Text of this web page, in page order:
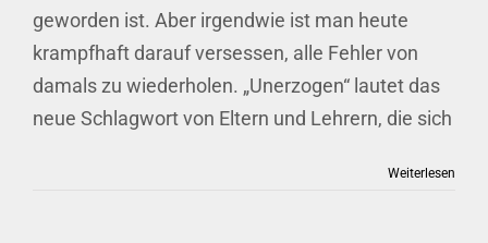
geworden ist. Aber irgendwie ist man heute
krampfhaft darauf versessen, alle Fehler von
damals zu wiederholen. „Unerzogen“ lautet das
neue Schlagwort von Eltern und Lehrern, die sich
Weiterlesen